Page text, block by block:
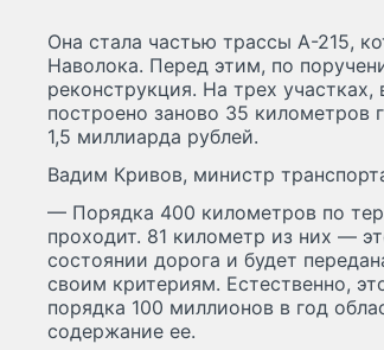
Она стала частью трассы А-215,
Наволока. Перед этим, по
реконструкция. На трех
построено заново 35
1,5 миллиарда рублей.
Вадим Кривов, министр
— Порядка 400 километров по
проходит. 81 километр из них —
состоянии дорога и будет
своим критериям. Естественно,
порядка 100 миллионов в год
содержание ее.